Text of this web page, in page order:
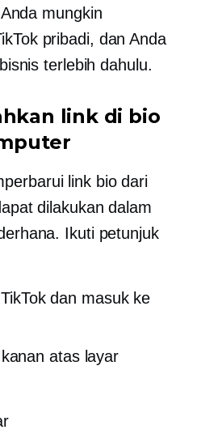
mungkin
pribadi, dan Anda
terlebih dahulu.
link di bio
link bio dari
dilakukan dalam
Ikuti petunjuk
dan masuk ke
atas layar